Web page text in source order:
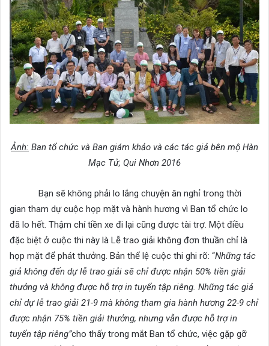
Ảnh: Ban tổ chức và Ban giám khảo và các tác giả bên mộ Hàn
Mạc Tử, Qui Nhơn 2016
Bạn sẽ không phải lo lắng chuyện ăn nghỉ trong thời
gian tham dự cuộc họp mặt và hành hương vì Ban tổ chức lo
đã lo hết. Thậm chí tiền xe đi lại cũng được tài trợ. Một điều
đặc biệt ở cuộc thi này là Lễ trao giải không đơn thuần chỉ là
họp mặt để phát thưởng. Bản thể lệ cuộc thi ghi rõ: “Những tác
giả không đến dự lễ trao giải sẽ chỉ được nhận 50% tiền giải
thưởng và không được hỗ trợ in tuyển tập riêng. Những tác giả
chỉ dự lễ trao giải 21-9 mà không tham gia hành hương 22-9 chỉ
được nhận 75% tiền giải thưởng, nhưng vẫn được hỗ trợ in
tuyển tập riêng”cho thấy trong mắt Ban tổ chức, việc gặp gỡ